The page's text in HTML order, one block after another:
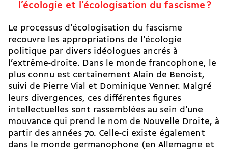
l’écologie et l’écologisation du fascisme ?
Le processus d’écologisation du fascisme
recouvre les appropriations de l’écologie
politique par divers idéologues ancrés à
l’extrême-­droite. Dans le monde francophone, le
plus connu est certainement Alain de Benoist,
suivi de Pierre Vial et Dominique Venner. Malgré
leurs divergences, ces différentes figures
intellectuelles sont rassemblées au sein d’une
mouvance qui prend le nom de Nouvelle Droite, à
partir des années 70. Celle-ci existe également
dans le monde germanophone (en Allemagne et